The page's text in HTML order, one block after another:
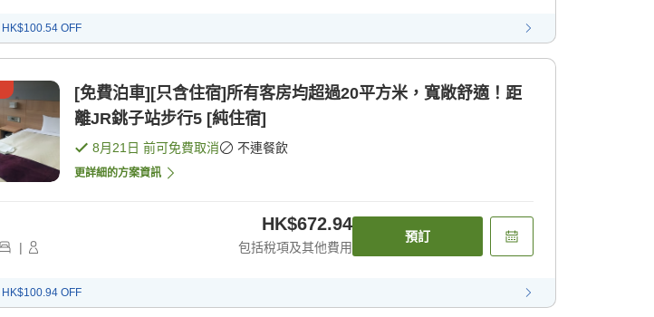
HK$100.54 OFF
[免費泊車][只含住宿]所有客房均超過20平方米，寬敞舒適！距
離JR銚子站步行5 [純住宿]
8月21日 前可免費取消 不連餐飲
更詳細的方案資訊
|
HK$672.94
包括稅項及其他費用
預訂
HK$100.94 OFF